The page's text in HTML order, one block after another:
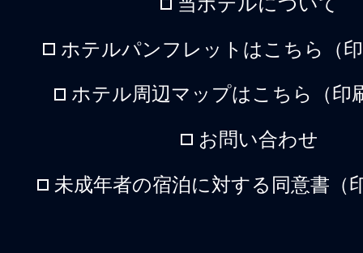
ホテルパンフレットはこちら（
ホテル周辺マップはこちら（印
お問い合わせ
未成年者の宿泊に対する同意書（